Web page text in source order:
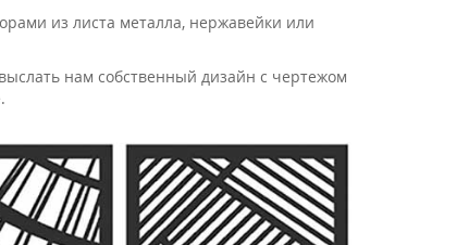
из листа металла, нержавейки или
нам собственный дизайн с чертежом